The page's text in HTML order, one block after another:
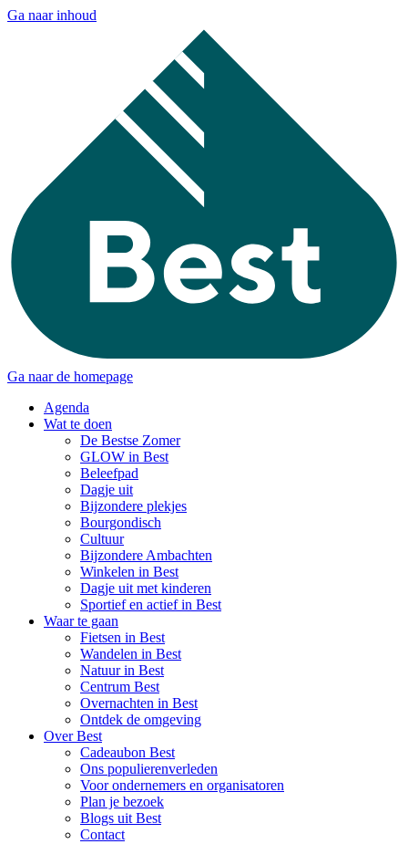
Ga naar inhoud
Ga naar de homepage
Agenda
Wat te doen
De Bestse Zomer
GLOW in Best
Beleefpad
Dagje uit
Bijzondere plekjes
Bourgondisch
Cultuur
Bijzondere Ambachten
Winkelen in Best
Dagje uit met kinderen
Sportief en actief in Best
Waar te gaan
Fietsen in Best
Wandelen in Best
Natuur in Best
Centrum Best
Overnachten in Best
Ontdek de omgeving
Over Best
Cadeaubon Best
Ons populierenverleden
Voor ondernemers en organisatoren
Plan je bezoek
Blogs uit Best
Contact